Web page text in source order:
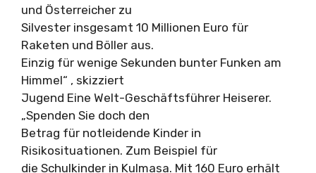
und Österreicher zu
Silvester insgesamt 10 Millionen Euro für
Raketen und Böller aus.
Einzig für wenige Sekunden bunter Funken am
Himmel“ , skizziert
Jugend Eine Welt-Geschäftsführer Heiserer.
„Spenden Sie doch den
Betrag für notleidende Kinder in
Risikosituationen. Zum Beispiel für
die Schulkinder in Kulmasa. Mit 160 Euro erhält